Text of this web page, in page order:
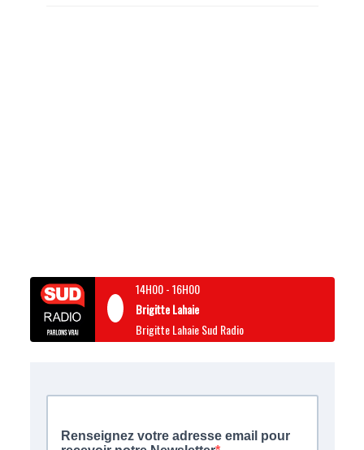
14H00-16H00
Brigitte Lahaie
Brigitte Lahaie Sud Radio